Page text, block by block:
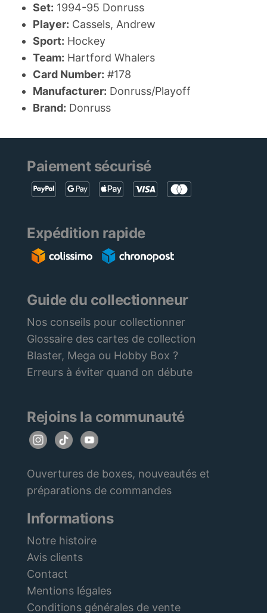
Set: 1994-95 Donruss
Player: Cassels, Andrew
Sport: Hockey
Team: Hartford Whalers
Card Number: #178
Manufacturer: Donruss/Playoff
Brand: Donruss
Paiement sécurisé
Expédition rapide
Guide du collectionneur
Nos conseils pour collectionner
Glossaire des cartes de collection
Blaster, Mega ou Hobby Box ?
Erreurs à éviter quand on débute
Rejoins la communauté
Ouvertures de boxes, nouveautés et
préparations de commandes
Informations
Notre histoire
Avis clients
Contact
Mentions légales
Conditions générales de vente